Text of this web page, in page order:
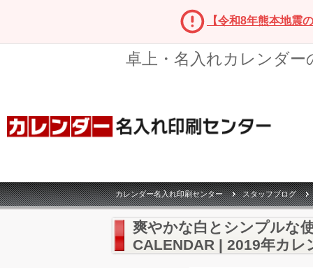
【令和8年熊本地震
卓上・名入れカレンダ
カレンダー名入れ印刷センター スタッフブログ
爽やかな白とシンプルな
CALENDAR | 2019年カレ